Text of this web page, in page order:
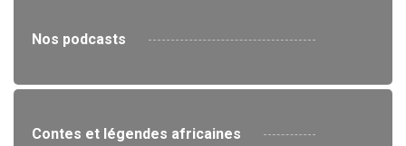
Nos podcasts
Contes et légendes africaines